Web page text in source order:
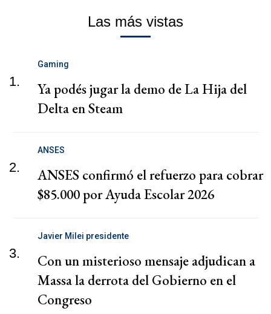
Las más vistas
1.
Gaming
Ya podés jugar la demo de La Hija del
Delta en Steam
2.
ANSES
ANSES confirmó el refuerzo para cobrar
$85.000 por Ayuda Escolar 2026
3.
Javier Milei presidente
Con un misterioso mensaje adjudican a
Massa la derrota del Gobierno en el
Congreso